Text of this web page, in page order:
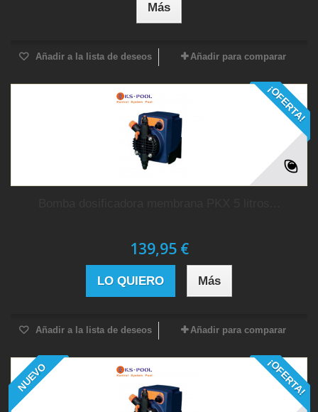
Más
Añadir a la lista de deseos Añadir para comparar
¡OFERTA!
139,95 €
LO QUIERO Más
Añadir a la lista de deseos Añadir para comparar
NUEVO ¡OFERTA!